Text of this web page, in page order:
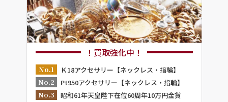
！買取強化中！
No.1
Ｋ18アクセサリー【ネックレス・指輪】
No.2
Pt950アクセサリー【ネックレス・指輪】
No.3
昭和61年天皇陛下在位60周年10万円金貨